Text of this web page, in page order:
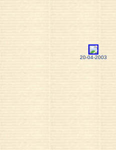
20-04-2003